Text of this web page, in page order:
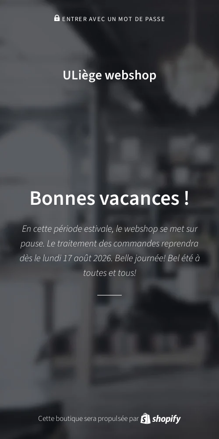
ENTRER AVEC UN MOT DE PASSE
ULiège webshop
Bonnes vacances !
En cette période estivale, le webshop se met sur
pause. Le traitement des commandes reprendra
dès le lundi 17 août 2026. Belle journée! Bel été à
toutes et tous!
Cette boutique sera propulsée par Shopify